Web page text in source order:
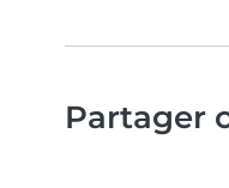
Partager